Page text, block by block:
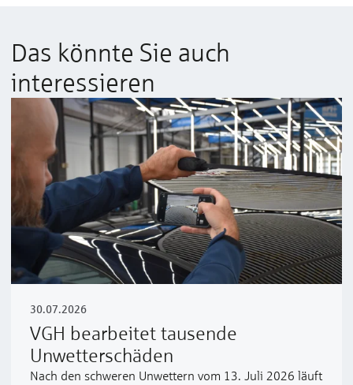
Das könnte Sie auch
interessieren
30.07.2026
VGH bearbeitet tausende
Unwetterschäden
Nach den schweren Unwettern vom 13. Juli 2026 läuft